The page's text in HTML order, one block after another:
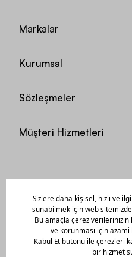
Markalar
Kurumsal
Sözleşmeler
Müşteri Hizmetleri
Mobil